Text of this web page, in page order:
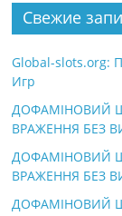
Свежие
Global-slots.org:
Игр
ДОФАМІНОВИЙ
ВРАЖЕННЯ БЕЗ
ДОФАМІНОВИЙ
ВРАЖЕННЯ БЕЗ
ДОФАМІНОВИЙ